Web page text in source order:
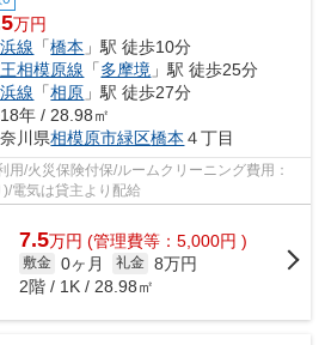
万円
線 「橋本 」駅 徒歩10分
相模原線 「多摩境 」駅 徒歩25分
線 「相原 」駅 徒歩27分
年 / 28.98㎡
川県相模原市緑区橋本 ４丁目
/火災保険付保/ルームクリーニング費用：
電気は貸主より配給
7.5万円 (管理費等：5,000円 )
敷金 0ヶ月 礼金 8万円
2階 / 1K / 28.98㎡